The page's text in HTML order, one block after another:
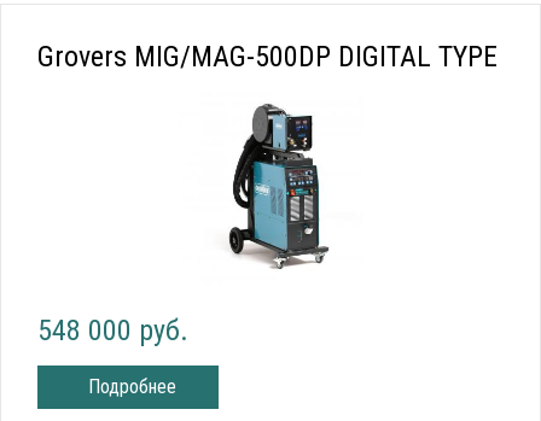
Grovers MIG/MAG-500DP DIGITAL TYPE
548 000 руб.
Подробнее